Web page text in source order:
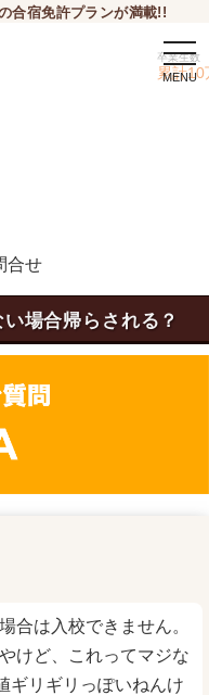
合宿免許プランが満載!!
卒業生数
累計10
合せ
場合帰らされる？
合は入校できません。
けど、これってマジな
ギリギリっぽいねんけ